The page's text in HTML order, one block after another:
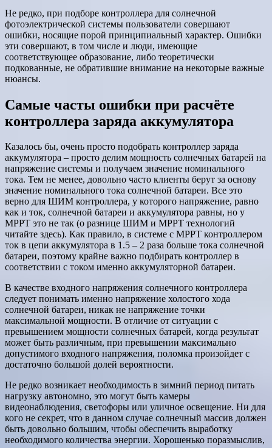
Не редко, при подборе контроллера для солнечной
фотоэлектрической системы пользователи совершают
ошибки, носящие порой принципиальный характер. Ошибки
эти совершают, в том числе и люди, имеющие
соответствующее образование, либо теоретически
подкованные, не обратившие внимание на некоторые важные
нюансы.
Самые часты ошибки при расчёте
контроллера заряда аккумулятора
Казалось бы, очень просто подобрать контроллер заряда
аккумулятора – просто делим мощность солнечных батарей на
напряжение системы и получаем значение номинального
тока. Тем не менее, довольно часто клиенты берут за основу
значение номинального тока солнечной батареи. Все это
верно для ШИМ контроллера, у которого напряжение, равно
как и ток, солнечной батареи и аккумулятора равны, но у
MPPT это не так (о разнице ШИМ и МРРТ технологий
читайте здесь). Как правило, в системе с MPPT контроллером
ток в цепи аккумулятора в 1.5 – 2 раза больше тока солнечной
батареи, поэтому крайне важно подбирать контроллер в
соответствии с током именно аккумуляторной батареи.
В качестве входного напряжения солнечного контроллера
следует понимать именно напряжение холостого хода
солнечной батареи, никак не напряжение точки
максимальной мощности. В отличие от ситуации с
превышением мощности солнечных батарей, когда результат
может быть различным, при превышении максимально
допустимого входного напряжения, поломка произойдет с
достаточно большой долей вероятности.
Не редко возникает необходимость в зимний период питать
нагрузку автономно, это могут быть камеры
видеонаблюдения, светофоры или уличное освещение. Ни для
кого не секрет, что в данном случае солнечный массив должен
быть довольно большим, чтобы обеспечить выработку
необходимого количества энергии. Хорошенько поразмыслив,